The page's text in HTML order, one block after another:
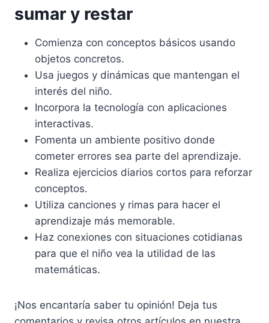
sumar y restar
Comienza con conceptos básicos usando
objetos concretos.
Usa juegos y dinámicas que mantengan el
interés del niño.
Incorpora la tecnología con aplicaciones
interactivas.
Fomenta un ambiente positivo donde
cometer errores sea parte del aprendizaje.
Realiza ejercicios diarios cortos para reforzar
conceptos.
Utiliza canciones y rimas para hacer el
aprendizaje más memorable.
Haz conexiones con situaciones cotidianas
para que el niño vea la utilidad de las
matemáticas.
¡Nos encantaría saber tu opinión! Deja tus